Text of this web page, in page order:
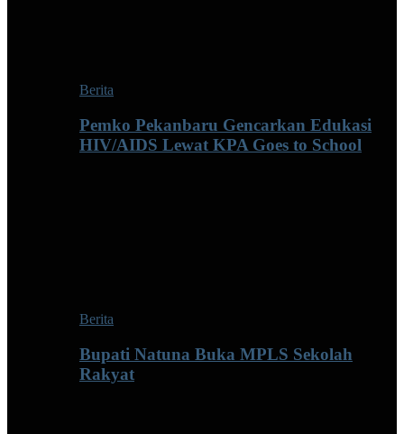
Berita
Pemko Pekanbaru Gencarkan Edukasi
HIV/AIDS Lewat KPA Goes to School
Berita
Bupati Natuna Buka MPLS Sekolah
Rakyat